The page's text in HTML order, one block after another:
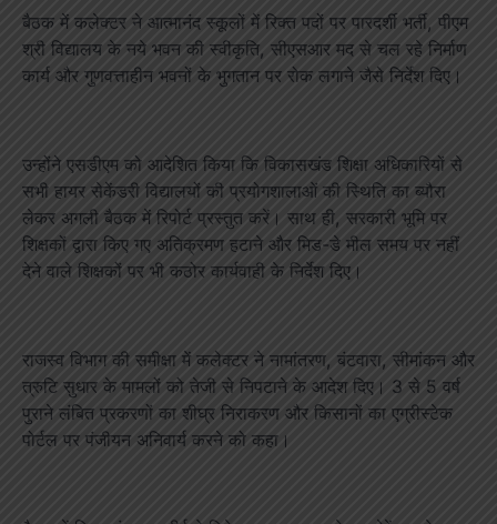
बैठक में कलेक्टर ने आत्मानंद स्कूलों में रिक्त पदों पर पारदर्शी भर्ती, पीएम
श्री विद्यालय के नये भवन की स्वीकृति, सीएसआर मद से चल रहे निर्माण
कार्य और गुणवत्ताहीन भवनों के भुगतान पर रोक लगाने जैसे निर्देश दिए।
उन्होंने एसडीएम को आदेशित किया कि विकासखंड शिक्षा अधिकारियों से
सभी हायर सेकेंडरी विद्यालयों की प्रयोगशालाओं की स्थिति का ब्यौरा
लेकर अगली बैठक में रिपोर्ट प्रस्तुत करें। साथ ही, सरकारी भूमि पर
शिक्षकों द्वारा किए गए अतिक्रमण हटाने और मिड-डे मील समय पर नहीं
देने वाले शिक्षकों पर भी कठोर कार्यवाही के निर्देश दिए।
राजस्व विभाग की समीक्षा में कलेक्टर ने नामांतरण, बंटवारा, सीमांकन और
त्रुटि सुधार के मामलों को तेजी से निपटाने के आदेश दिए। 3 से 5 वर्ष
पुराने लंबित प्रकरणों का शीघ्र निराकरण और किसानों का एग्रीस्टेक
पोर्टल पर पंजीयन अनिवार्य करने को कहा।